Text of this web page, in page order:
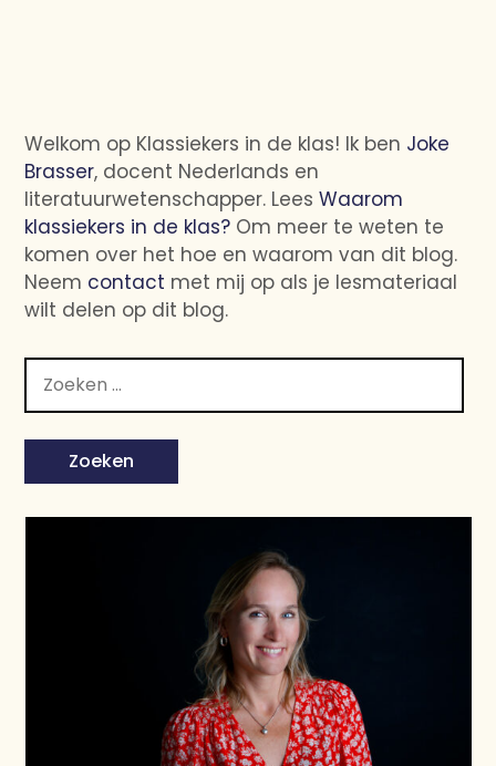
Welkom op Klassiekers in de klas! Ik ben Joke
Brasser, docent Nederlands en
literatuurwetenschapper. LeesWaarom
klassiekers in de klas? Om meer te weten te
komen over het hoe en waarom van dit blog.
Neem contact met mij op als je lesmateriaal
wilt delen op dit blog.
naar: